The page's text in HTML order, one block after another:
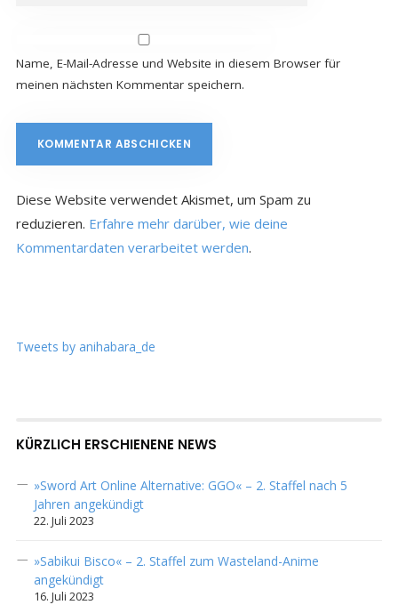
Name, E-Mail-Adresse und Website in diesem Browser für
meinen nächsten Kommentar speichern.
Diese Website verwendet Akismet, um Spam zu
reduzieren. Erfahre mehr darüber, wie deine
Kommentardaten verarbeitet werden.
Tweets by anihabara_de
KÜRZLICH ERSCHIENENE NEWS
»Sword Art Online Alternative: GGO« – 2. Staffel nach 5
Jahren angekündigt
22. Juli 2023
»Sabikui Bisco« – 2. Staffel zum Wasteland-Anime
angekündigt
16. Juli 2023